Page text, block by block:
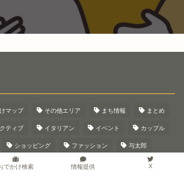
マップ その他エリア まち情報 まとめ
ティブ イタリアン イベント カップル
ショッピング ファッション 与太郎
前橋エリア 動画
でかけ検索 情報提供 X